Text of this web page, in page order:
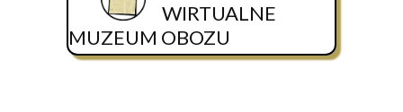
WIRTUALNE
MUZEUM OBOZU